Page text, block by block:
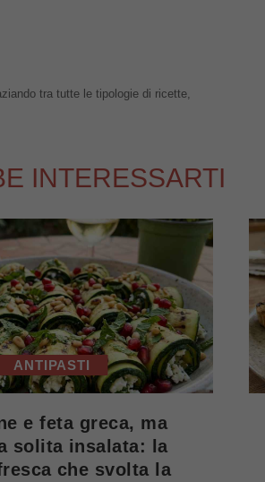
tra tutte le tipologie di ricette,
INTERESSARTI
ANTIPASTI
e feta greca, ma
solita insalata: la
che svolta la